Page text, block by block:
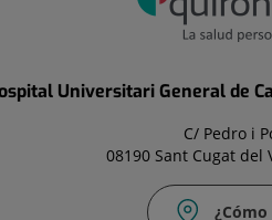
Universitari General de
C/ Pedro i
08190 Sant Cugat del